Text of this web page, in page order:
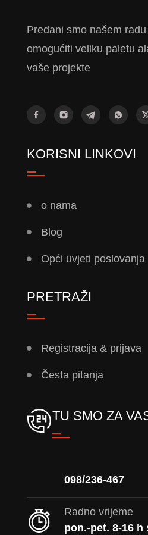
Predani smo našem
omogućiti veliku paletu
vaše projekte
KORISNI LINKOVI
o nama
Blog
Opći uvjeti poslovanja
PRETRAŽI
Registracija & prijava
Česta pitanja
TU SMO ZA
098/236-467
Radno vrijeme
pon.-pet. 8-16 h